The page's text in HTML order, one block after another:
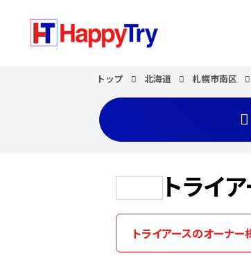
トップ 北海道 札幌市南区
トライ
トライアースのオーナー